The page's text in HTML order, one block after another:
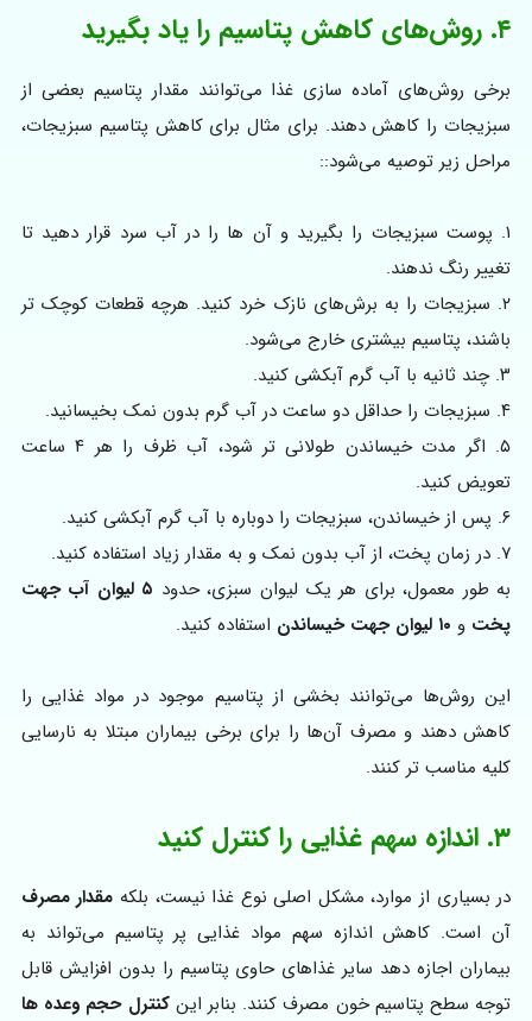
۴. روش‌های کاهش پتاسیم را یاد بگیرید
برخی روش‌های آماده‌ سازی غذا می‌توانند مقدار پتاسیم بعضی از
سبزیجات را کاهش دهند. برای مثال برای کاهش پتاسیم سبزیجات،
مراحل زیر توصیه می‌شود::
۱. پوست سبزیجات را بگیرید و آن‌ ها را در آب سرد قرار دهید تا
تغییر رنگ ندهند.
۲. سبزیجات را به برش‌های نازک خرد کنید. هرچه قطعات کوچک‌ تر
باشند، پتاسیم بیشتری خارج می‌شود.
۳. چند ثانیه با آب گرم آبکشی کنید.
۴. سبزیجات را حداقل دو ساعت در آب گرم بدون نمک بخیسانید.
۵. اگر مدت خیساندن طولانی‌ تر شود، آب ظرف را هر ۴ ساعت
تعویض کنید.
۶. پس از خیساندن، سبزیجات را دوباره با آب گرم آبکشی کنید.
۷. در زمان پخت، از آب بدون نمک و به مقدار زیاد استفاده کنید.
به‌ طور معمول، برای هر یک لیوان سبزی، حدود
۵ لیوان آب جهت
پخت و ۱۰ لیوان جهت خیساندن استفاده کنید.
این روش‌ها می‌توانند بخشی از پتاسیم موجود در مواد غذایی را
کاهش دهند و مصرف آن‌ها را برای برخی بیماران مبتلا به نارسایی
کلیه مناسب‌ تر کنند.
۳. اندازه سهم غذایی را کنترل کنید
در بسیاری از موارد، مشکل اصلی نوع غذا نیست، بلکه مقدار مصرف
آن است. کاهش اندازه سهم مواد غذایی پر پتاسیم می‌تواند به
بیماران اجازه دهد سایر غذاهای حاوی پتاسیم را بدون افزایش قابل‌
توجه سطح پتاسیم خون مصرف کنند. بنابر اینکنترل حجم وعده‌ ها